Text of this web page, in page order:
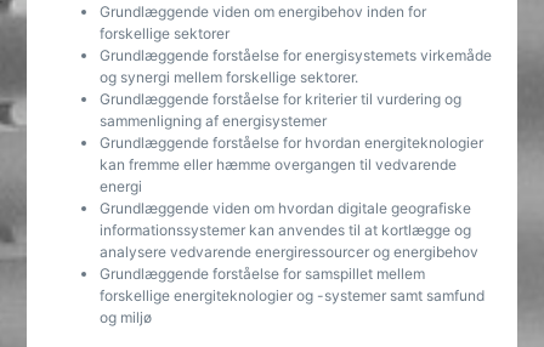
Grundlæggende viden om energibehov inden for
forskellige sektorer
Grundlæggende forståelse for energisystemets virkemåde
og synergi mellem forskellige sektorer.
Grundlæggende forståelse for kriterier til vurdering og
sammenligning af energisystemer
Grundlæggende forståelse for hvordan energiteknologier
kan fremme eller hæmme overgangen til vedvarende
energi
Grundlæggende viden om hvordan digitale geografiske
informationssystemer kan anvendes til at kortlægge og
analysere vedvarende energiressourcer og energibehov
Grundlæggende forståelse for samspillet mellem
forskellige energiteknologier og -systemer samt samfund
og miljø